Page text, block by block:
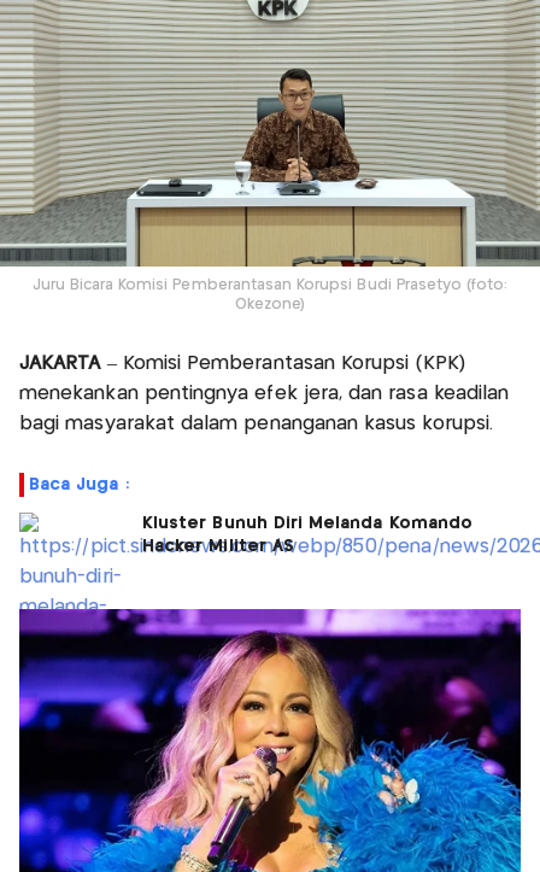
Juru Bicara Komisi Pemberantasan Korupsi Budi Prasetyo (foto:
Okezone)
JAKARTA– Komisi Pemberantasan Korupsi (KPK)
menekankan pentingnya efek jera, dan rasa keadilan
bagi masyarakat dalam penanganan kasus korupsi.
Baca Juga :
Kluster Bunuh Diri Melanda Komando
Hacker Militer AS